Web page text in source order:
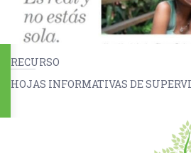
RECURSO
HOJAS INFORMATIVAS DE